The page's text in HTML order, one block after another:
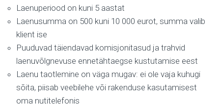
Laenuperiood on kuni 5 aastat
Laenusumma on 500 kuni 10 000 eurot, summa valib
klient ise
Puuduvad täiendavad komisjonitasud ja trahvid
laenuvõlgnevuse ennetähtaegse kustutamise eest
Laenu taotlemine on väga mugav: ei ole vaja kuhugi
sõita, piisab veebilehe või rakenduse kasutamisest
oma nutitelefonis